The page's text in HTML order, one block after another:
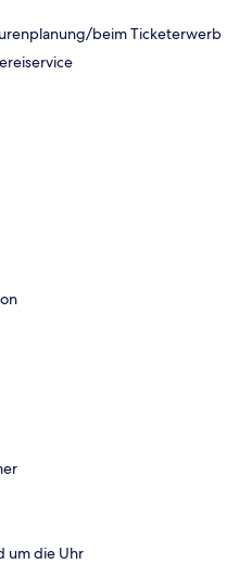
beim Ticketerwerb
um die Uhr